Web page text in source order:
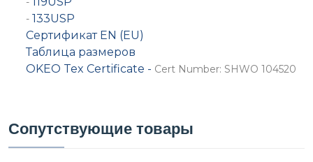
- 133USP
Сертификат EN (EU)
Таблица размеров
OKEO Tex Certificate - Cert Number: SHWO 104520
Сопутствующие товары